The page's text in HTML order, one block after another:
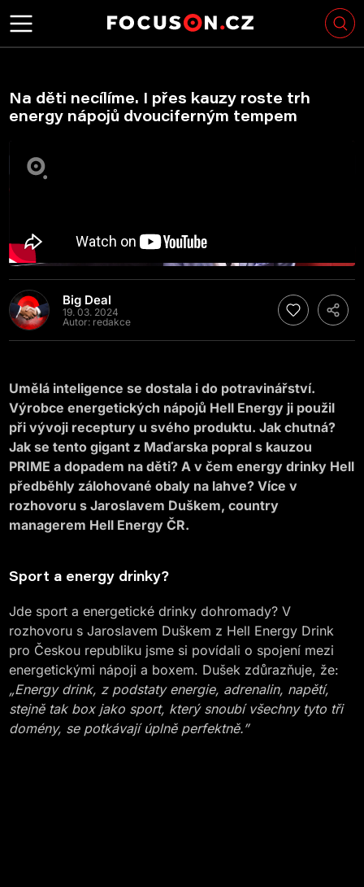
Na děti necílíme. I přes kauzy roste trh
energy nápojů dvouciferným tempem
Big Deal
19. 03. 2024
Autor: redakce
Umělá inteligence se dostala i do potravinářství.
Výrobce energetických nápojů Hell Energy ji použil
při vývoji receptury u svého produktu. Jak chutná?
Jak se tento gigant z Maďarska popral s kauzou
PRIME a dopadem na děti? A v čem energy drinky Hell
předběhly zálohované obaly na lahve? Více v
rozhovoru s Jaroslavem Duškem, country
managerem Hell Energy ČR.
Sport a energy drinky?
Jde sport a energetické drinky dohromady? V
rozhovoru s Jaroslavem Duškem z Hell Energy Drink
pro Českou republiku jsme si povídali o spojení mezi
energetickými nápoji a boxem. Dušek zdůrazňuje, že:
„Energy drink, z podstaty energie, adrenalin, napětí,
stejně tak box jako sport, který snoubí všechny tyto tři
domény, se potkávají úplně perfektně.”